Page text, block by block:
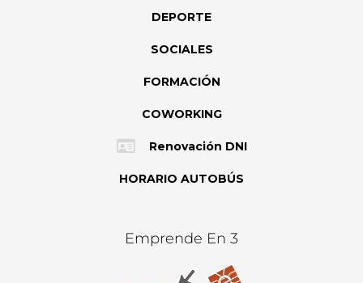
DEPORTE
SOCIALES
FORMACIÓN
COWORKING
Renovación DNI
HORARIO AUTOBÚS
Emprende En 3